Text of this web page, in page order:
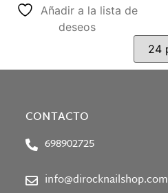
Añadir a la lista de
deseos
CONTACTO
698902725
info@dirocknailshop.com